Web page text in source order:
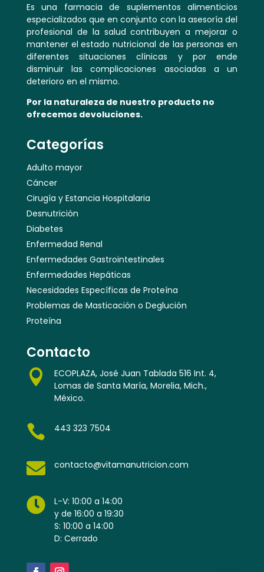
Es una farmacia de suplementos alimenticios
especializados que en conjunto con la asesoría del
profesional de la salud contribuyen a mejorar o
mantener el estado nutricional de las personas en
diferentes situaciones clínicas y por ende
disminuir las complicaciones asociadas a un
deterioro en el mismo.
Por la naturaleza de nuestro producto no
ofrecemos devoluciones.
Categorías
Adulto mayor
Cáncer
Cirugía y Estancia Hospitalaria
Desnutrición
Diabetes
Enfermedad Renal
Enfermedades Gastrointestinales
Enfermedades Hepáticas
Necesidades Específicas de Proteína
Problemas de Masticación o Deglución
Proteína
Contacto

ECOPLAZA, José Juan Tablada 516 Int. 4,
Lomas de Santa María, Morelia, Mich.,
México.
 443 323 7504
 contacto@vitamanutricion.com

L-V: 10:00 a 14:00
y de 16:00 a 19:30
S: 10:00 a 14:00
D: Cerrado